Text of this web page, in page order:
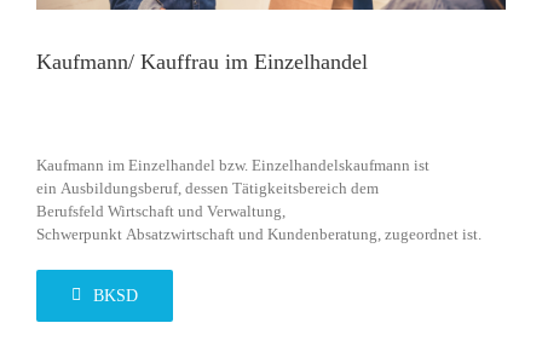
Kaufmann/ Kauffrau im Einzelhandel
Kaufmann im Einzelhandel bzw. Einzelhandelskaufmann ist
ein Ausbildungsberuf, dessen Tätigkeitsbereich dem
Berufsfeld Wirtschaft und Verwaltung,
Schwerpunkt Absatzwirtschaft und Kundenberatung, zugeordnet ist.
BKSD